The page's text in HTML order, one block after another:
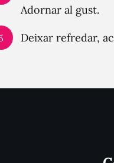
Adornar al gust.
Deixar refredar,